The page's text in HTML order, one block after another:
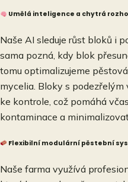
Umělá inteligence a chytrá
Naše AI sleduje růst bloků i
sama pozná, kdy blok
tomu optimalizujeme
mycelia. Bloky s
ke kontrole, což pomáhá
kontaminace a
Flexibilní modulární pěstební
Naše farma využívá